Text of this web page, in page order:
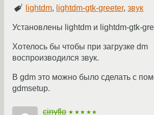
lightdm, lightdm-gtk-greeter,звук
Установлены lightdm и lightdm-gtk-
Хотелось бы чтобы при загрузке dm
воспроизводился звук.
В gdm это можно было сделать с
gdmsetup.
cinyflo ★★★★★